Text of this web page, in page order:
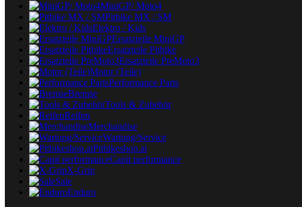
MiniGP/ Moto4
Pitbike MX / SM
Elektro / Kids
Ersatzteile MiniGP
Ersatzteile Pitbike
Ersatzteile PreMoto3
Motor (Teile)
Performance Parts
Bremse
Tools & Zubehör
Reifen
Merchandise
Wartung/Service
Pitbikeshop.at
Capit performance
X-Grip
Sale
Enduro